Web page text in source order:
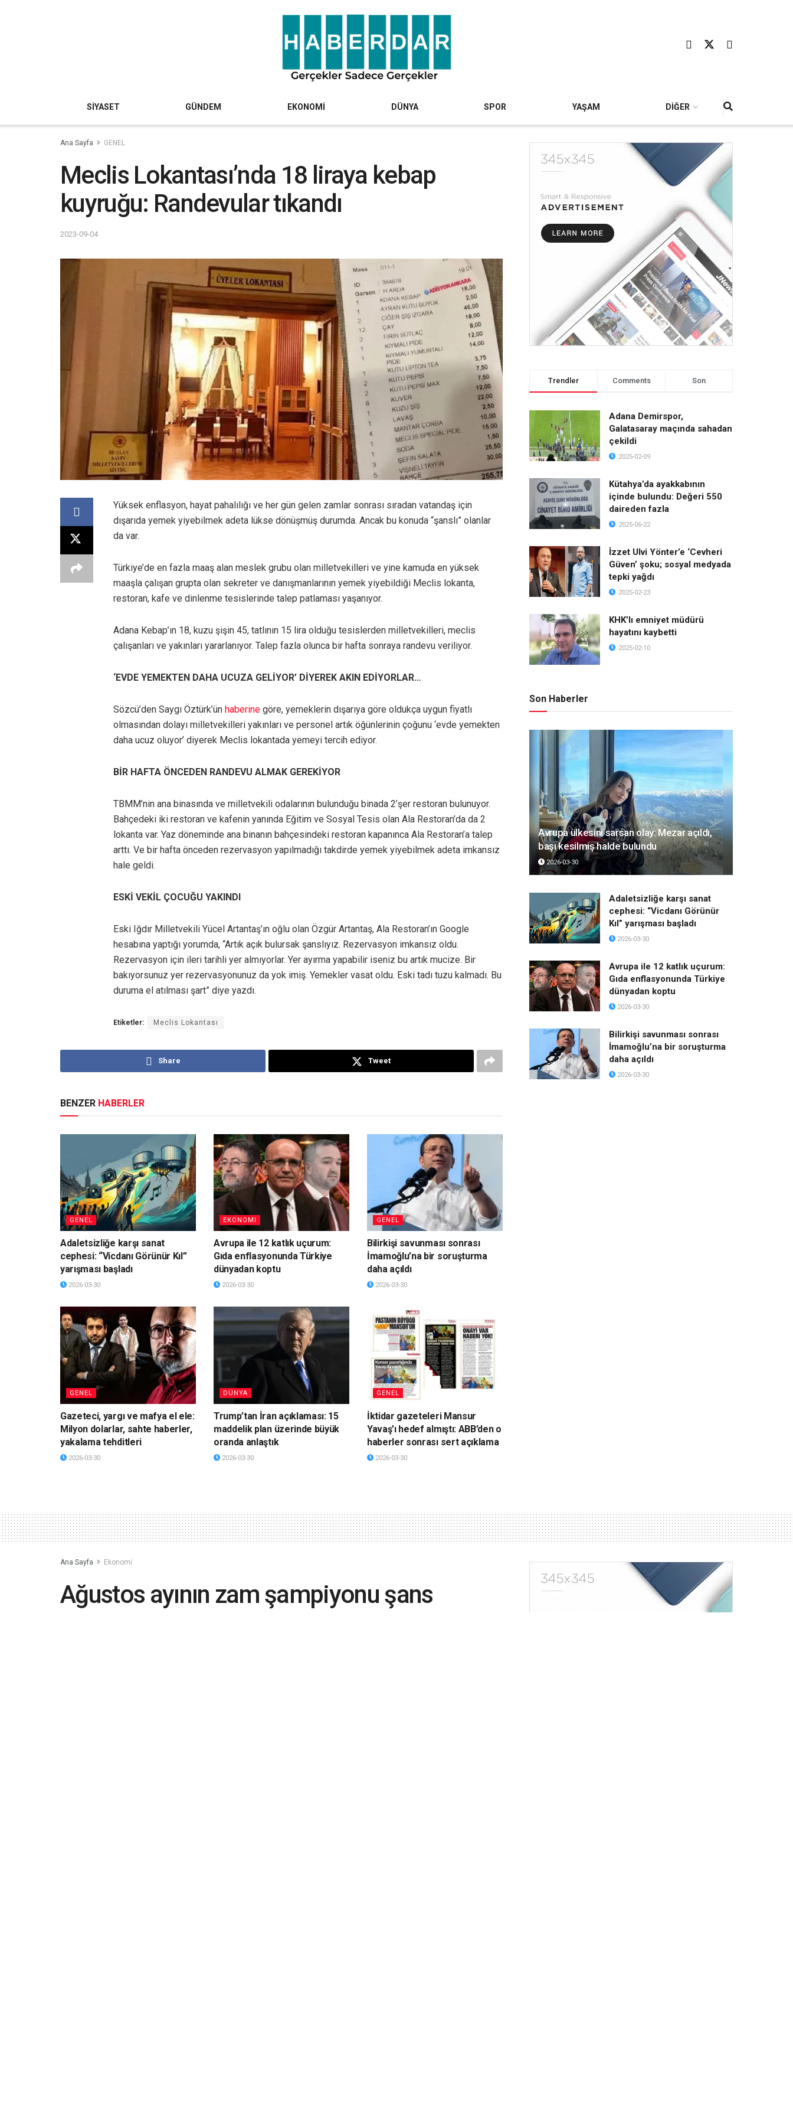
SİYASET GÜNDEM EKONOMİ DÜNYA SPOR YAŞAM DİĞER
Ana Sayfa GENEL
Meclis Lokantası’nda 18 liraya kebap
kuyruğu: Randevular tıkandı
2023-09-04
Yüksek enflasyon, hayat pahalılığı ve her gün gelen zamlar sonrası sıradan vatandaş için
dışarıda yemek yiyebilmek adeta lükse dönüşmüş durumda. Ancak bu konuda “şanslı” olanlar
da var.
Türkiye’de en fazla maaş alan meslek grubu olan milletvekilleri ve yine kamuda en yüksek
maaşla çalışan grupta olan sekreter ve danışmanlarının yemek yiyebildiği Meclis lokanta,
restoran, kafe ve dinlenme tesislerinde talep patlaması yaşanıyor.
Adana Kebap’ın 18, kuzu şişin 45, tatlının 15 lira olduğu tesislerden milletvekilleri, meclis
çalışanları ve yakınları yararlanıyor. Talep fazla olunca bir hafta sonraya randevu veriliyor.
‘EVDE YEMEKTEN DAHA UCUZA GELİYOR’ DİYEREK AKIN EDİYORLAR…
Sözcü’den Saygı Öztürk’ün haberine göre, yemeklerin dışarıya göre oldukça uygun fiyatlı
olmasından dolayı milletvekilleri yakınları ve personel artık öğünlerinin çoğunu ‘evde yemekten
daha ucuz oluyor’ diyerek Meclis lokantada yemeyi tercih ediyor.
BİR HAFTA ÖNCEDEN RANDEVU ALMAK GEREKİYOR
TBMM’nin ana binasında ve milletvekili odalarının bulunduğu binada 2’şer restoran bulunuyor.
Bahçedeki iki restoran ve kafenin yanında Eğitim ve Sosyal Tesis olan Ala Restoran’da da 2
lokanta var. Yaz döneminde ana binanın bahçesindeki restoran kapanınca Ala Restoran’a talep
arttı. Ve bir hafta önceden rezervasyon yapılmadığı takdirde yemek yiyebilmek adeta imkansız
hale geldi.
ESKİ VEKİL ÇOCUĞU YAKINDI
Eski Iğdır Milletvekili Yücel Artantaş’ın oğlu olan Özgür Artantaş, Ala Restoran’ın Google
hesabına yaptığı yorumda, “Artık açık bulursak şanslıyız. Rezervasyon imkansız oldu.
Rezervasyon için ileri tarihli yer almıyorlar. Yer ayırma yapabilir iseniz bu artık mucize. Bir
bakıyorsunuz yer rezervasyonunuz da yok imiş. Yemekler vasat oldu. Eski tadı tuzu kalmadı. Bu
duruma el atılması şart” diye yazdı.
Etiketler: Meclis Lokantası
Share Tweet
BENZER HABERLER
GENEL
Adaletsizliğe karşı sanat
cephesi: “Vicdanı Görünür Kıl”
yarışması başladı
2026-03-30
EKONOMI
Avrupa ile 12 katlık uçurum:
Gıda enflasyonunda Türkiye
dünyadan koptu
2026-03-30
GENEL
Bilirkişi savunması sonrası
İmamoğlu’na bir soruşturma
daha açıldı
2026-03-30
GENEL
Gazeteci, yargı ve mafya el ele:
Milyon dolarlar, sahte haberler,
yakalama tehditleri
2026-03-30
DÜNYA
Trump’tan İran açıklaması: 15
maddelik plan üzerinde büyük
oranda anlaştık
2026-03-30
GENEL
İktidar gazeteleri Mansur
Yavaş’ı hedef almıştı: ABB’den o
haberler sonrası sert açıklama
2026-03-30
Trendler Comments Son
Adana Demirspor,
Galatasaray maçında sahadan
çekildi
2025-02-09
Kütahya’da ayakkabının
içinde bulundu: Değeri 550
daireden fazla
2025-06-22
İzzet Ulvi Yönter’e ‘Cevheri
Güven’ şoku; sosyal medyada
tepki yağdı
2025-02-23
KHK’lı emniyet müdürü
hayatını kaybetti
2025-02-10
Son Haberler
Avrupa ülkesini sarsan olay: Mezar açıldı,
başı kesilmiş halde bulundu
2026-03-30
Adaletsizliğe karşı sanat
cephesi: “Vicdanı Görünür
Kıl” yarışması başladı
2026-03-30
Avrupa ile 12 katlık uçurum:
Gıda enflasyonunda Türkiye
dünyadan koptu
2026-03-30
Bilirkişi savunması sonrası
İmamoğlu’na bir soruşturma
daha açıldı
2026-03-30
Ana Sayfa Ekonomi
Ağustos ayının zam şampiyonu şans